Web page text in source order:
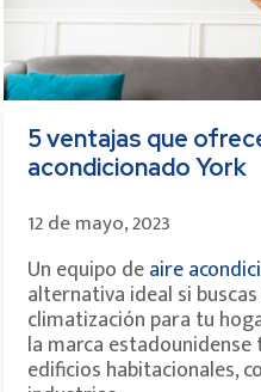
5 ventajas que
acondicionado York
12 de mayo, 2023
Un equipo deaire
alternativa ideal si
climatización para tu
la marca
edificios habitacionales,